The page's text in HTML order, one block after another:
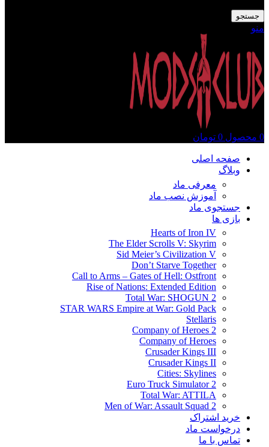
جستجو
منو
0 محصول 0 تومان
صفحه اصلی
وبلاگ
معرفی ماد
آموزش نصب ماد
جستجوی ماد
بازی ها
Hearts of Iron IV
The Elder Scrolls V: Skyrim
Sid Meier’s Civilization V
Don’t Starve Together
Call to Arms – Gates of Hell: Ostfront
Rise of Nations: Extended Edition
Total War: SHOGUN 2
STAR WARS Empire at War: Gold Pack
Stellaris
Company of Heroes 2
Company of Heroes
Crusader Kings III
Crusader Kings II
Cities: Skylines
Euro Truck Simulator 2
Total War: ATTILA
Men of War: Assault Squad 2
خرید اشتراک
درخواست ماد
تماس با ما